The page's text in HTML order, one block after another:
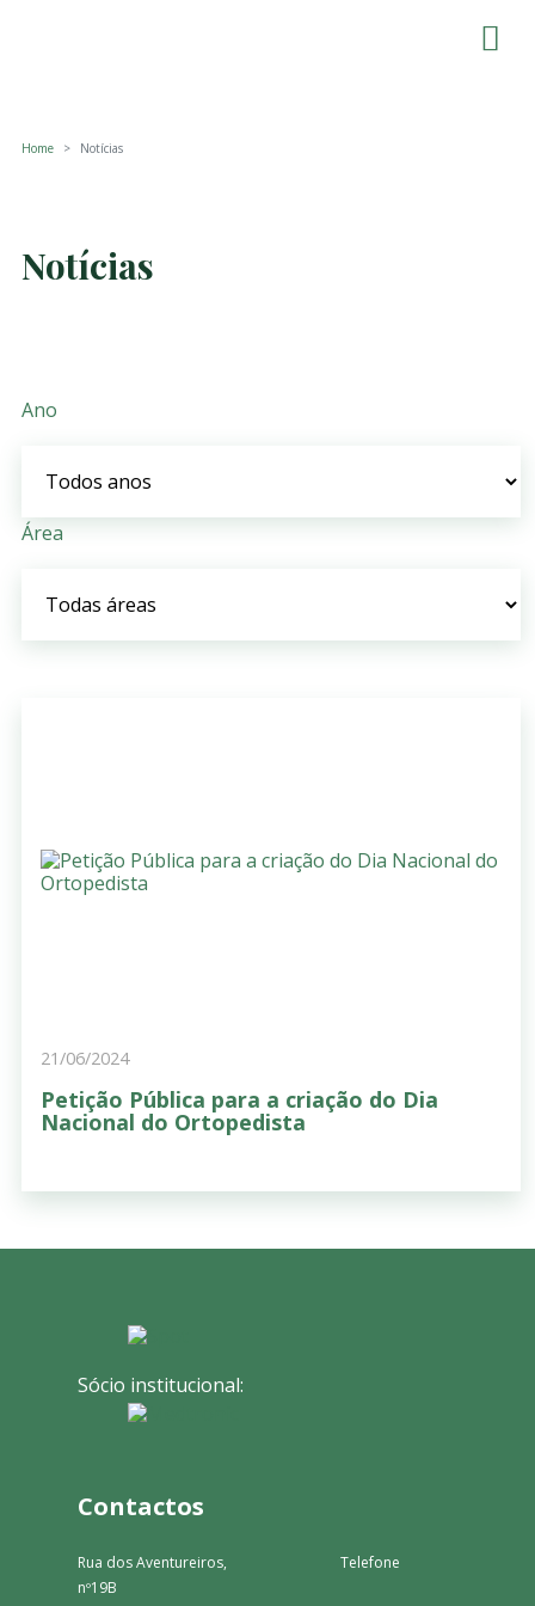
Home Notícias
Notícias
Ano
Área
21/06/2024
Petição Pública para a criação do Dia
Nacional do Ortopedista
Sócio institucional:
Contactos
Rua dos Aventureiros,
nº19B
Telefone